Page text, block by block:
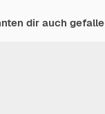
dir auch